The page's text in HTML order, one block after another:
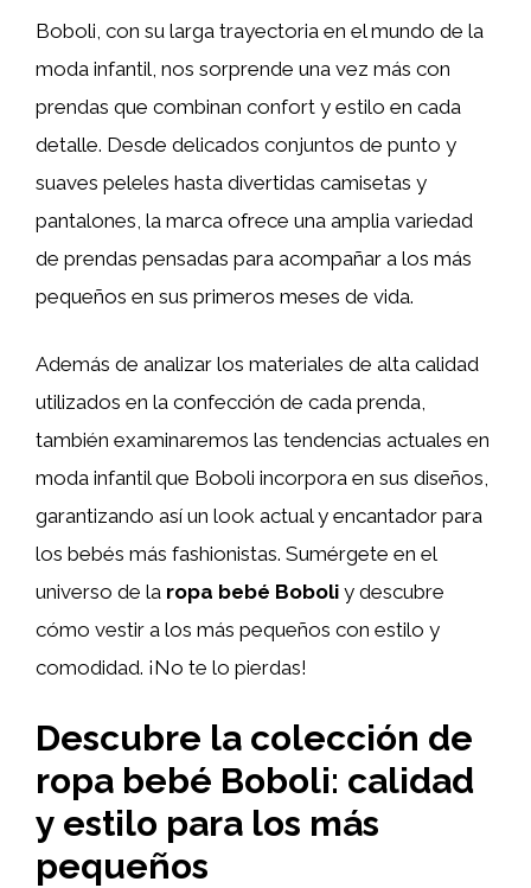
Boboli, con su larga trayectoria en el mundo de la
moda infantil, nos sorprende una vez más con
prendas que combinan confort y estilo en cada
detalle. Desde delicados conjuntos de punto y
suaves peleles hasta divertidas camisetas y
pantalones, la marca ofrece una amplia variedad
de prendas pensadas para acompañar a los más
pequeños en sus primeros meses de vida.
Además de analizar los materiales de alta calidad
utilizados en la confección de cada prenda,
también examinaremos las tendencias actuales en
moda infantil que Boboli incorpora en sus diseños,
garantizando así un look actual y encantador para
los bebés más fashionistas. Sumérgete en el
universo de la ropa bebé Boboli y descubre
cómo vestir a los más pequeños con estilo y
comodidad. ¡No te lo pierdas!
Descubre la colección de
ropa bebé Boboli: calidad
y estilo para los más
pequeños